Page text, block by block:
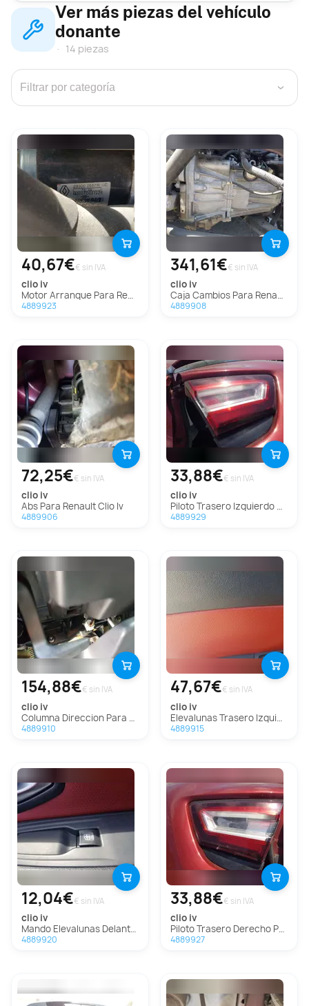
Ver más piezas del vehículo
donante
14 piezas
›
40,67€€ sin IVA
clio iv
Motor Arranque Para Renault Clio Iv
4889923
341,61€€ sin IVA
clio iv
Caja Cambios Para Renault Clio Iv
4889908
72,25€€ sin IVA
clio iv
Abs Para Renault Clio Iv
4889906
33,88€€ sin IVA
clio iv
Piloto Trasero Izquierdo Para Renault Clio Iv
4889929
154,88€€ sin IVA
clio iv
Columna Direccion Para Renault Clio Iv
4889910
47,67€€ sin IVA
clio iv
Elevalunas Trasero Izquierdo Para Renault Clio Iv
4889915
12,04€€ sin IVA
clio iv
Mando Elevalunas Delantero Derecho Para Renault Clio Iv
4889920
33,88€€ sin IVA
clio iv
Piloto Trasero Derecho Para Renault Clio Iv
4889927